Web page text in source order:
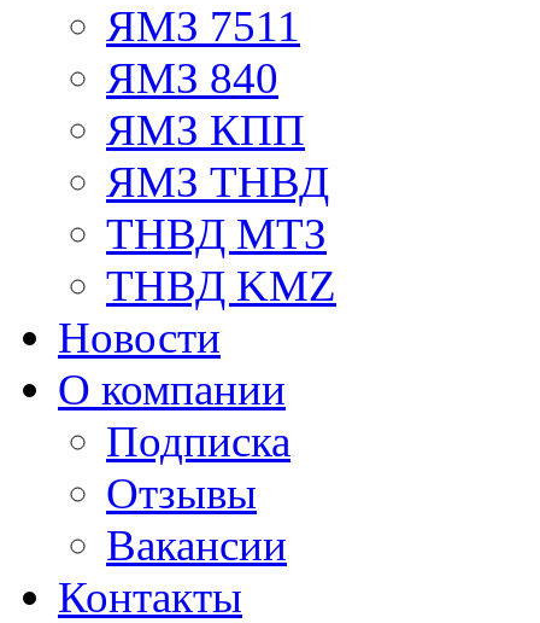
ЯМЗ 7511
ЯМЗ 840
ЯМЗ КПП
ЯМЗ ТНВД
ТНВД МТЗ
ТНВД KMZ
Новости
О компании
Подписка
Отзывы
Вакансии
Контакты